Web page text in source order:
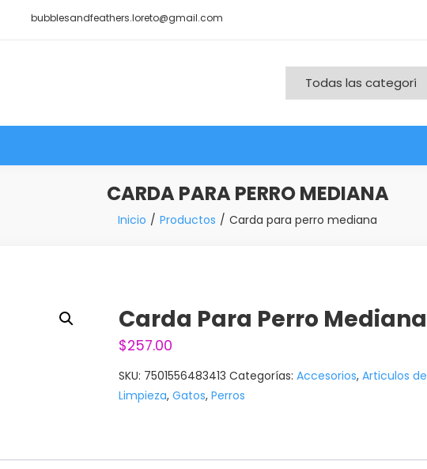
bubblesandfeathers.loreto@gmail.com
CARDA PARA PERRO MEDIANA
Inicio Productos Carda para perro mediana
Carda Para Perro Mediana
$257.00
SKU: 7501556483413 Categorías: Accesorios, Articulos de
Limpieza, Gatos, Perros